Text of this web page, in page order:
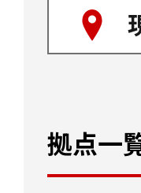
拠点一